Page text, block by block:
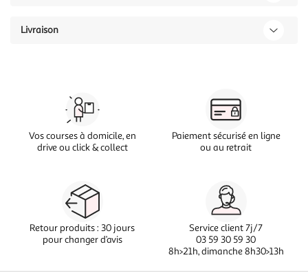
Livraison
Vos courses à domicile, en
drive ou click & collect
Paiement sécurisé en ligne
ou au retrait
Retour produits : 30 jours
pour changer d’avis
Service client 7j/7
03 59 30 59 30
8h>21h, dimanche 8h30>13h